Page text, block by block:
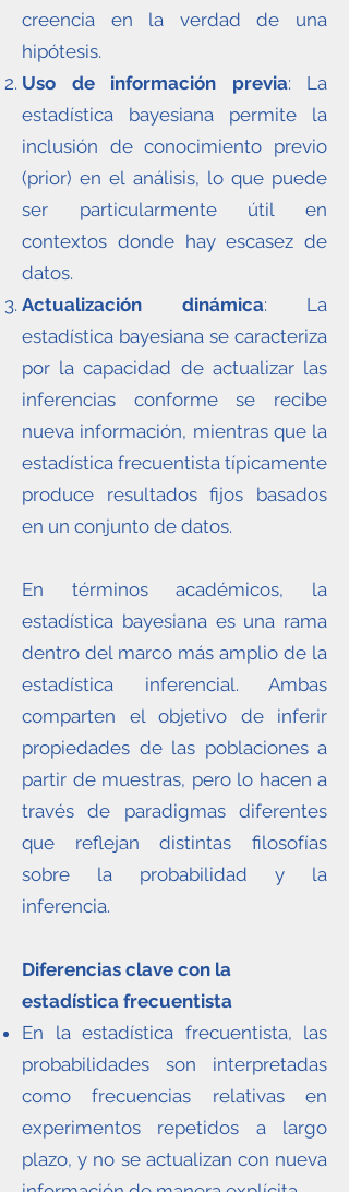
creencia en la verdad de una
hipótesis.
Uso de información previa: La
estadística bayesiana permite la
inclusión de conocimiento previo
(prior) en el análisis, lo que puede
ser particularmente útil en
contextos donde hay escasez de
datos.
Actualización dinámica: La
estadística bayesiana se caracteriza
por la capacidad de actualizar las
inferencias conforme se recibe
nueva información, mientras que la
estadística frecuentista típicamente
produce resultados fijos basados
en un conjunto de datos.
En términos académicos, la
estadística bayesiana es una rama
dentro del marco más amplio de la
estadística inferencial. Ambas
comparten el objetivo de inferir
propiedades de las poblaciones a
partir de muestras, pero lo hacen a
través de paradigmas diferentes
que reflejan distintas filosofías
sobre la probabilidad y la
inferencia.
Diferencias clave con la
estadística frecuentista
En la estadística frecuentista, las
probabilidades son interpretadas
como frecuencias relativas en
experimentos repetidos a largo
plazo, y no se actualizan con nueva